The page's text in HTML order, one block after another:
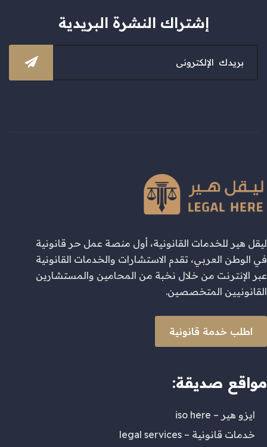
إشتراك النشرة البريدية
ليقل هير للخدمات القانونية، أول منصة عمل حر قانونية
في الوطن العربي، تقدم الاستشارات والخدمات القانونية
عبر الإنترنت من خلال نخبة من المحامين والمستشارين
القانونيين المتخصصين.
اطلب خدمة قانونية
مواقع صديقة:
ايزو هير – iso here
خدمات قانونية – legal services